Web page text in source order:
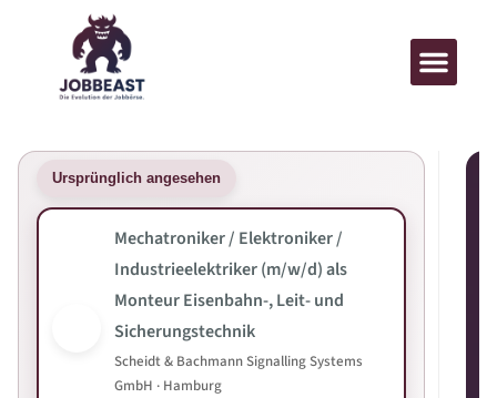
Ursprünglich angesehen
Mechatroniker / Elektroniker /
Industrieelektriker (m/w/d) als
Monteur Eisenbahn-, Leit- und
Sicherungstechnik
Scheidt & Bachmann Signalling Systems
GmbH · Hamburg